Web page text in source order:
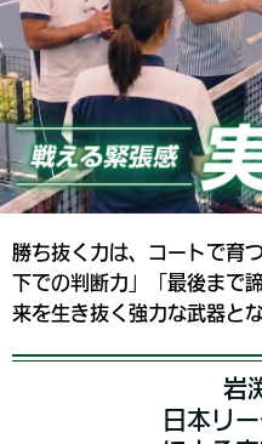
勝ち抜く力は、コートで育
下での判断力」「最後まで
来を生き抜く強力な武器とな
岩
日本リ